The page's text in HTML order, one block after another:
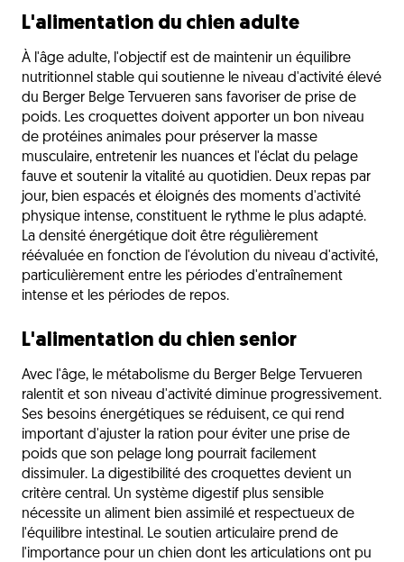
L'alimentation du chien adulte
À l'âge adulte, l'objectif est de maintenir un équilibre
nutritionnel stable qui soutienne le niveau d'activité élevé
du Berger Belge Tervueren sans favoriser de prise de
poids. Les croquettes doivent apporter un bon niveau
de protéines animales pour préserver la masse
musculaire, entretenir les nuances et l'éclat du pelage
fauve et soutenir la vitalité au quotidien. Deux repas par
jour, bien espacés et éloignés des moments d'activité
physique intense, constituent le rythme le plus adapté.
La densité énergétique doit être régulièrement
réévaluée en fonction de l'évolution du niveau d'activité,
particulièrement entre les périodes d'entraînement
intense et les périodes de repos.
L'alimentation du chien senior
Avec l'âge, le métabolisme du Berger Belge Tervueren
ralentit et son niveau d'activité diminue progressivement.
Ses besoins énergétiques se réduisent, ce qui rend
important d'ajuster la ration pour éviter une prise de
poids que son pelage long pourrait facilement
dissimuler. La digestibilité des croquettes devient un
critère central. Un système digestif plus sensible
nécessite un aliment bien assimilé et respectueux de
l'équilibre intestinal. Le soutien articulaire prend de
l'importance pour un chien dont les articulations ont pu